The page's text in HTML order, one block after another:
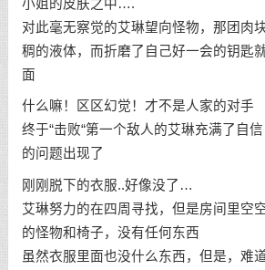
小姐的皮肤之中….
对此毫无察觉的艾琳望向怪物，那团肉
稠的液体，而折磨了自己好一会的钥匙
面
什么嘛！区区幻觉！才不是人家的对手
终于“击败“第一个敌人的艾琳充满了自
的问题出现了
刚刚脱下的衣服..好像没了…
艾琳努力的在四周寻找，但是房间里空
的怪物和椅子，没有任何东西
虽然衣服里面也没什么东西，但是，难